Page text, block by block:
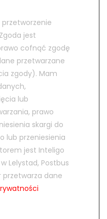
jest
cofnąć zgodę
przetwarzane
zgody). Mam
lub
prawo
skargi do
lub przeniesienia
jest Inteligo
Lelystad, Postbus
dane